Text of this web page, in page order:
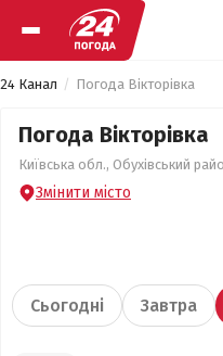
24 Канал Погода Вікторівка
Погода Вікторівка
Київська обл., Обухівський
Змінити місто
Сьогодні Завтра